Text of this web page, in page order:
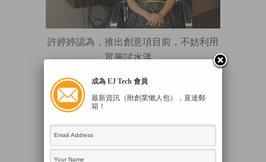
許婷婷認為，推出創意項目前，不妨利用
眾籌試水溫。
借助群眾力量創造傳奇
香港沒有Pebble，但香港首間新聞通訊社
Factwire也是透過網上平台成功集資。
2015年9月底Factwire獲三千多名支持者超
額籌得470萬港元，印證了借助群眾力量可
成為 EJ Tech 會員
最新資訊（附創業懶人包），直達郵
箱！